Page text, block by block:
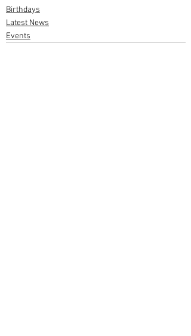
Birthdays
Latest News
Events